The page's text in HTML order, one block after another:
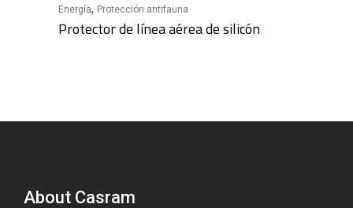
Energía, Protección antifauna
Protector de línea aérea de silicón
About Casram